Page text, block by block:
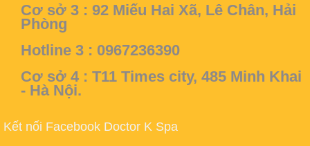
Cơ sở 3 : 92 Miếu Hai Xã, Lê Chân, Hải
Phòng
Hotline 3 : 0967236390
Cơ sở 4 : T11 Times city, 485 Minh Khai
- Hà Nội.
Kết nối Facebook Doctor K Spa